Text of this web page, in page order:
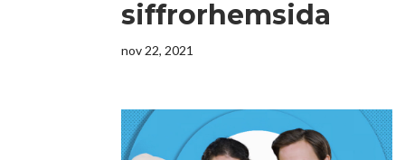
siffrorhemsida
nov 22, 2021